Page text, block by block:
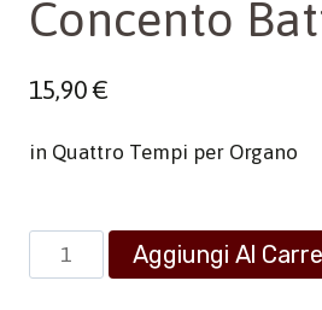
Concento
15,90€
in Quattro Tempi per Organo
Concento
Battesimale
Aggiungi Al